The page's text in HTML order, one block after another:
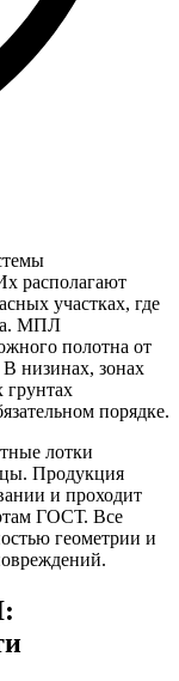
располагают
участках, где
МПЛ
полотна от
низинах, зонах
порядке.
лотки
Продукция
и проходит
ГОСТ. Все
геометрии и